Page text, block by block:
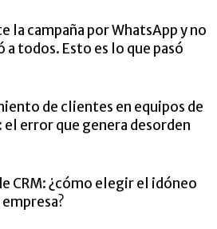
la campaña por WhatsApp y no
a todos. Esto es lo que pasó
de clientes en equipos de
el error que genera desorden
CRM: ¿cómo elegir el idóneo